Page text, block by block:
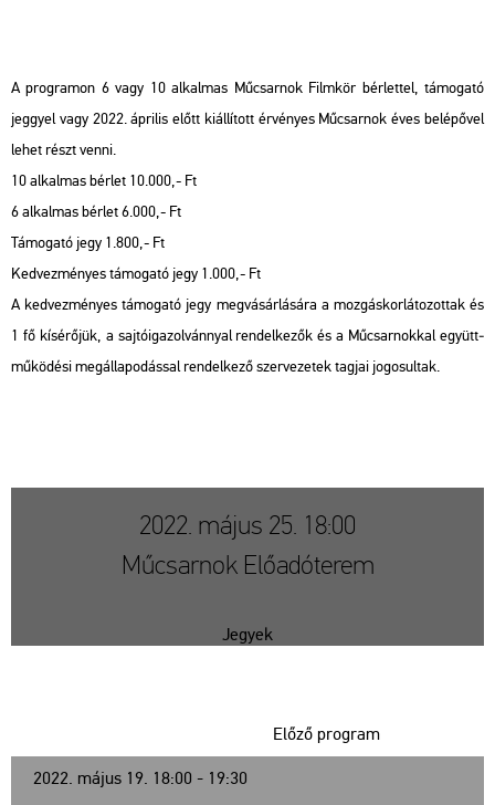
A prog­ra­mon 6 vagy 10 al­kal­mas Mű­csar­nok Film­kör bér­let­tel, tá­mo­ga­tó
jeggyel vagy 2022. áp­ri­lis előtt ki­ál­lí­tott ér­vé­nyes Mű­csar­nok éves be­lé­pő­vel
lehet részt venni.
10 al­kal­mas bér­let 10.000,- Ft
6 al­kal­mas bér­let 6.000,- Ft
Tá­mo­ga­tó jegy 1.800,- Ft
Ked­vez­mé­nyes tá­mo­ga­tó jegy 1.000,- Ft
A ked­vez­mé­nyes tá­mo­ga­tó jegy meg­vá­sár­lá­sá­ra a moz­gás­kor­lá­to­zot­tak és
1 fő kí­sé­rő­jük, a saj­tó­iga­zol­vánnyal ren­del­ke­zők és a Mű­csar­nok­kal együtt­
mű­kö­dé­si meg­ál­la­po­dás­sal ren­del­ke­ző szer­ve­ze­tek tag­jai jo­go­sul­tak.
2022. május 25. 18:00
Műcsarnok Előadóterem
Jegyek
2022. május 19. 18:00 - 19:30
Előző program